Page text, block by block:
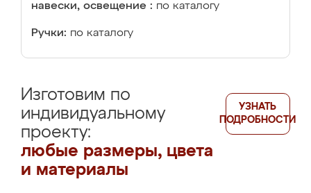
навески, освещение : по каталогу
Ручки: по каталогу
Изготовим по
индивидуальному
проекту:
любые размеры, цвета
и материалы
УЗНАТЬ
ПОДРОБНОСТИ